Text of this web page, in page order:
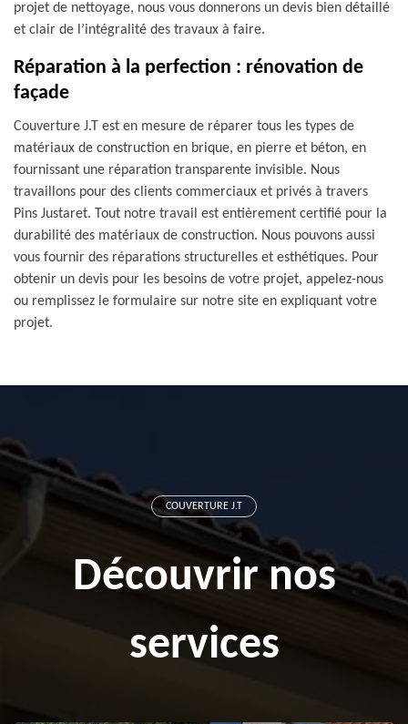
projet de nettoyage, nous vous donnerons un devis bien détaillé
et clair de l’intégralité des travaux à faire.
Réparation à la perfection : rénovation de
façade
Couverture J.T est en mesure de réparer tous les types de
matériaux de construction en brique, en pierre et béton, en
fournissant une réparation transparente invisible. Nous
travaillons pour des clients commerciaux et privés à travers
Pins Justaret. Tout notre travail est entièrement certifié pour la
durabilité des matériaux de construction. Nous pouvons aussi
vous fournir des réparations structurelles et esthétiques. Pour
obtenir un devis pour les besoins de votre projet, appelez-nous
ou remplissez le formulaire sur notre site en expliquant votre
projet.
COUVERTURE J.T
Découvrir nos
services